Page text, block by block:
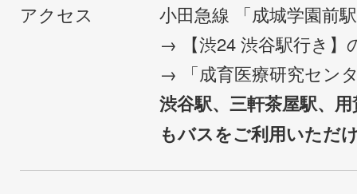
アクセス
小田急線 「成城学園前
→ 【渋24 渋谷駅行き】
→ 「成育医療研究セン
渋谷駅、三軒茶屋駅、
もバスをご利用いただ